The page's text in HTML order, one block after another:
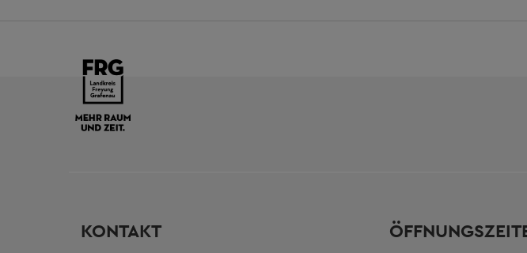
KONTAKT